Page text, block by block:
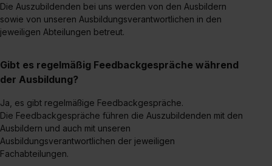
Einstellungen“ widerrufen. Weitere Informationen zu den
einzelnen Cookies findest du durch Klick auf „Details
Die Auszubildenden bei uns werden von den Ausbildern
sowie von unseren Ausbildungsverantwortlichen in den
jeweiligen Abteilungen betreut.
Gibt es regelmäßig Feedbackgespräche während
der Ausbildung?
Ja, es gibt regelmäßige Feedbackgespräche.
Die Feedbackgespräche führen die Auszubildenden mit den
Ausbildern und auch mit unseren
Ausbildungsverantwortlichen der jeweiligen
Fachabteilungen.